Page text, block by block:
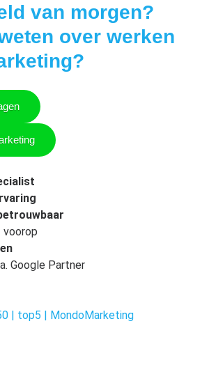
van morgen?
over werken
Google Partner